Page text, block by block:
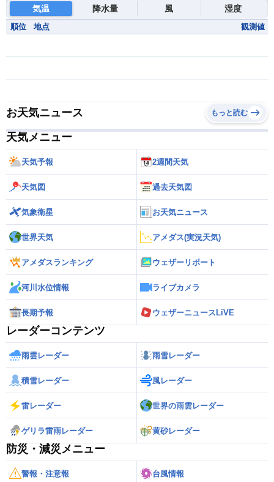
気温 降水量 風 湿度
順位 地点 観測値
お天気ニュース もっと読む
天気メニュー
天気予報 2週間天気
天気図 過去天気図
気象衛星 お天気ニュース
世界天気 アメダス(実況天気)
アメダスランキング ウェザーリポート
河川水位情報 ライブカメラ
長期予報 ウェザーニュースLiVE
レーダーコンテンツ
雨雲レーダー 雨雪レーダー
積雪レーダー 風レーダー
雷レーダー 世界の雨雲レーダー
ゲリラ雷雨レーダー 黄砂レーダー
防災・減災メニュー
警報・注意報 台風情報